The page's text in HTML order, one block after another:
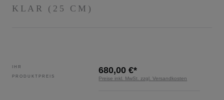
KLAR (25 CM)
IHR
PRODUKTPREIS
680,00 €*
Preise inkl. MwSt. zzgl. Versandkosten